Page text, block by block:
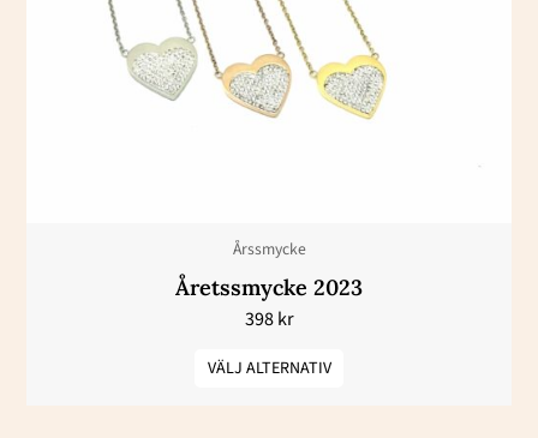
Årssmycke
Åretssmycke 2023
398kr
VÄLJ ALTERNATIV
flera
varianter.
De
olika
på
produktsidan